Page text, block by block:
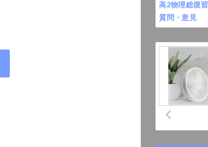
高2物理総復習
質問・意見